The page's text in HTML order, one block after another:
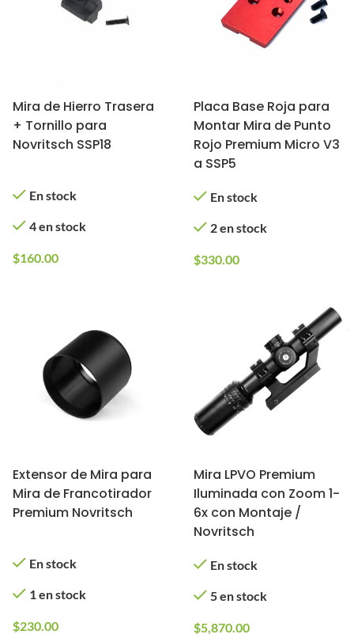
Mira de Hierro Trasera
+ Tornillo para
Novritsch SSP18
En stock
4 en stock
$160.00
Placa Base Roja para
Montar Mira de Punto
Rojo Premium Micro V3
a SSP5
En stock
2 en stock
$330.00
Extensor de Mira para
Mira de Francotirador
Premium Novritsch
En stock
1 en stock
$230.00
Mira LPVO Premium
Iluminada con Zoom 1-
6x con Montaje /
Novritsch
En stock
5 en stock
$5,870.00